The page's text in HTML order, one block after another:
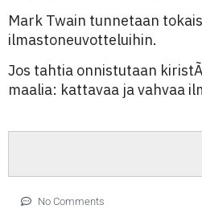
Mark Twain tunnetaan
ilmastoneuvotteluihin.
Jos tahtia onnistutaan
maalia: kattavaa ja vahvaa
No Comments